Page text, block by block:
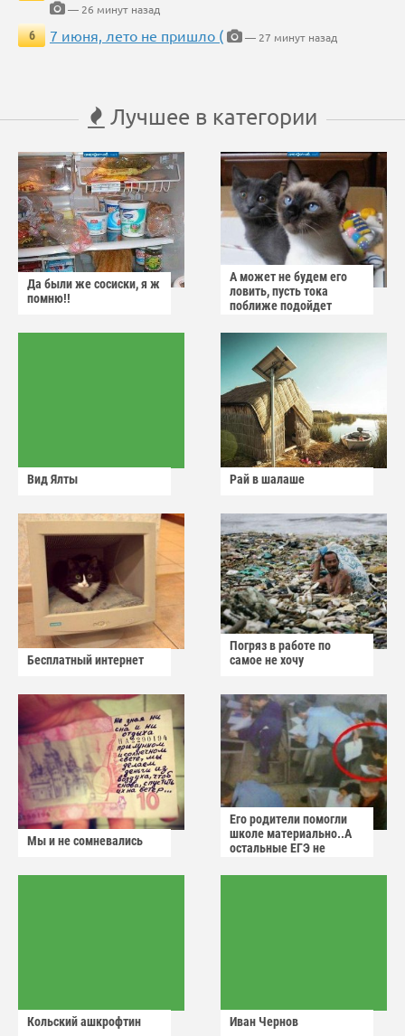
— 26 минут назад
6
7 июня, лето не пришло ( — 27 минут назад
Лучшее в категории
Да были же сосиски, я ж
помню!!
А может не будем его
ловить, пусть тока
поближе подойдет
Вид Ялты Рай в шалаше
Бесплатный интернет
Погряз в работе по
самое не хочу
Мы и не сомневались
Его родители помогли
школе материально..А
остальные ЕГЭ не
Кольский ашкрофтин Иван Чернов